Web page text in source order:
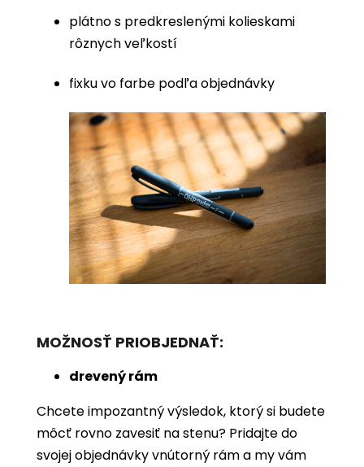
plátno s predkreslenými kolieskami
rôznych veľkostí
fixku vo farbe podľa objednávky
MOŽNOSŤ PRIOBJEDNAŤ:
drevený rám
Chcete impozantný výsledok, ktorý si budete
môcť rovno zavesiť na stenu? Pridajte do
svojej objednávky vnútorný rám a my vám